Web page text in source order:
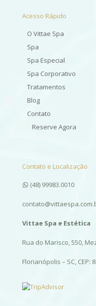
Acesso Rápido
O Vittae Spa
Spa
Spa Especial
Spa Corporativo
Tratamentos
Blog
Contato
Reserve Agora
Contato e Localização
(48) 99983.0010
Vittae Spa e Estética
Rua do Marisco, 550,
Florianópolis – SC, CEP: